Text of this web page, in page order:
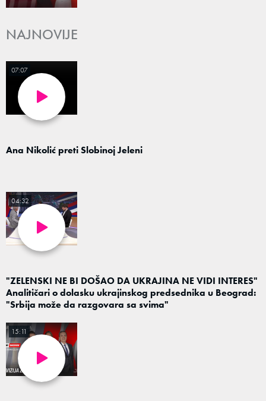
NAJNOVIJE
Ana Nikolić preti Slobinoj Jeleni
07:07
"ZELENSKI NE BI DOŠAO DA UKRAJINA NE VIDI INTERES"
Analitičari o dolasku ukrajinskog predsednika u Beograd:
"Srbija može da razgovara sa svima"
04:32
15:11